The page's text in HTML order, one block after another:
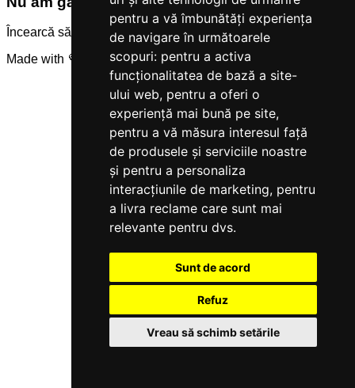
pentru a vă îmbunătăți experiența
de navigare în următoarele
scopuri: pentru a activa
funcționalitatea de bază a site-
ului web, pentru a oferi o
experiență mai bună pe site,
pentru a vă măsura interesul față
de produsele și serviciile noastre
și pentru a personaliza
interacțiunile de marketing, pentru
a livra reclame care sunt mai
relevante pentru dvs.
Sunt de acord
Refuz
Vreau să schimb setările
Încearcă să modifici criteriile de căutare.
Made with 💜 by
Servicegest